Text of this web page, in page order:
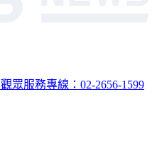
觀眾服務專線：02-2656-1599